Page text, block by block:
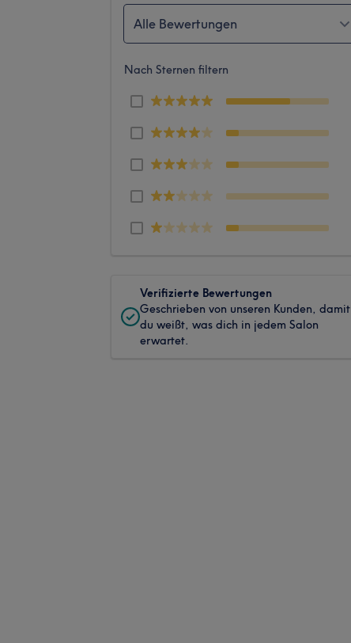
Alle Bewertungen
Nach Sternen filtern
Verifizierte Bewertungen
Geschrieben von unseren Kunden, damit
du weißt, was dich in jedem Salon
erwartet.